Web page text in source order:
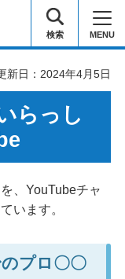
検索 MENU
新日：2024年4月5日
らっし
、YouTubeチャ
います。
のプロ〇〇